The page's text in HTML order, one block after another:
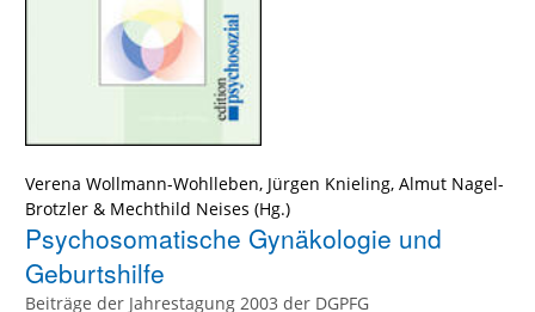
Verena Wollmann-Wohlleben, Jürgen Knieling, Almut Nagel-
Brotzler & Mechthild Neises
Psychosomatische Gynäkologie und
Geburtshilfe
Beiträge der Jahrestagung 2003 der DGPFG